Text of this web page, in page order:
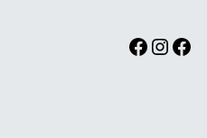
Facebook Instagram Facebook